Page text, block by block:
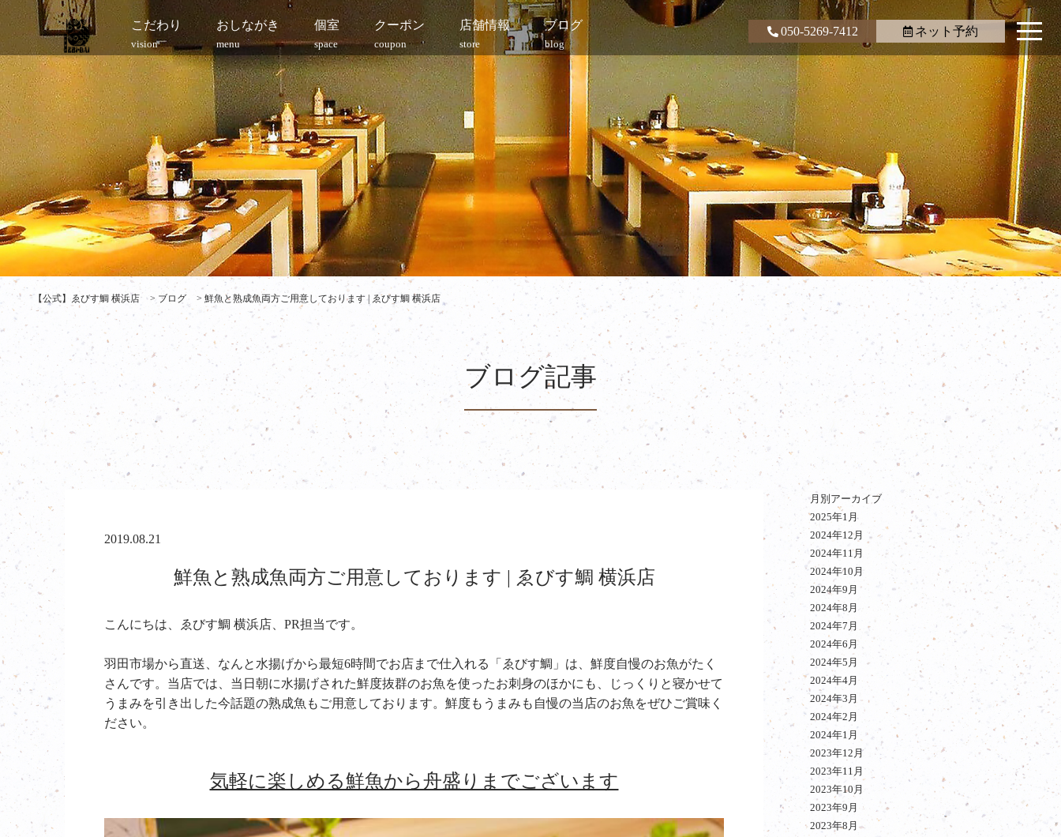
こだわり
vision
おしながき
menu
個室
space
クーポン
coupon
店舗情報
store
ブログ
blog
050-5269-7412 ネット予約
【公式】ゑびす鯛 横浜店 > ブログ > 鮮魚と熟成魚両方ご用意しております | ゑびす鯛 横浜店
ブログ記事
2019.08.21
鮮魚と熟成魚両方ご用意しております | ゑびす鯛 横浜店
こんにちは、ゑびす鯛 横浜店、PR担当です。
羽田市場から直送、なんと水揚げから最短6時間でお店まで仕入れる「ゑびす鯛」は、鮮度自慢のお魚がたく
さんです。当店では、当日朝に水揚げされた鮮度抜群のお魚を使ったお刺身のほかにも、じっくりと寝かせて
うまみを引き出した今話題の熟成魚もご用意しております。鮮度もうまみも自慢の当店のお魚をぜひご賞味く
ださい。
気軽に楽しめる鮮魚から舟盛りまでございます
月別アーカイブ
2025年1月
2024年12月
2024年11月
2024年10月
2024年9月
2024年8月
2024年7月
2024年6月
2024年5月
2024年4月
2024年3月
2024年2月
2024年1月
2023年12月
2023年11月
2023年10月
2023年9月
2023年8月